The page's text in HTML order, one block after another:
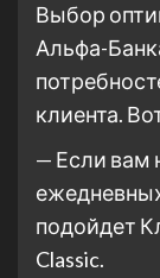
Выбор
Альфа-
клиента.
— Если вам
подойдет
Classic.